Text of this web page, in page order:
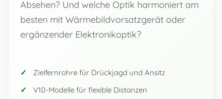
Absehen? Und welche Optik harmoniert am
besten mit Wärmebildvorsatzgerät oder
ergänzender Elektronikoptik?
Zielfernrohre für Drückjagd und Ansitz
V10-Modelle für flexible Distanzen